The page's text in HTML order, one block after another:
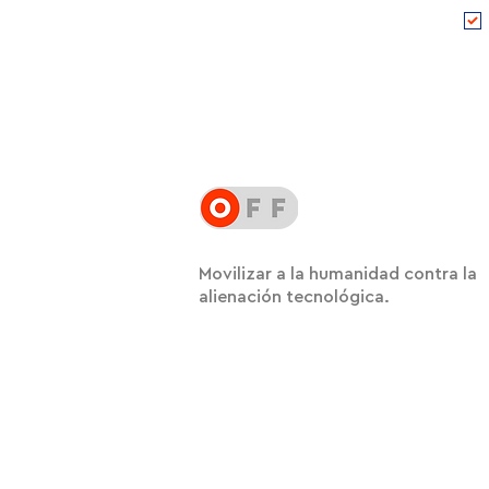
Movilizar a la humanidad contra la
alienación tecnológica.